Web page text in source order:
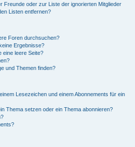
Freunde oder zur Liste der ignorierten Mitglieder
Listen entfernen?
Foren durchsuchen?
Ergebnisse?
eine leere Seite?
und Themen finden?
Lesezeichen und einem Abonnements für ein
Thema setzen oder ein Thema abonnieren?